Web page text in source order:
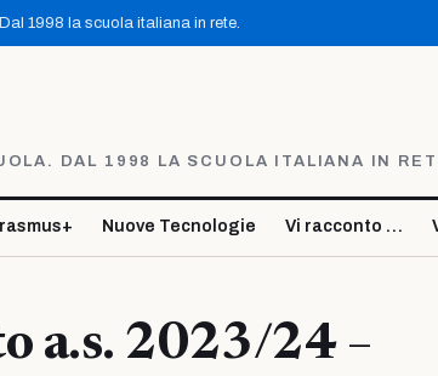
1998 la scuola italiana in rete.
DAL 1998 LA SCUOLA ITALIANA IN
Nuove Tecnologie Vi racconto …
a.s. 2023/24 –